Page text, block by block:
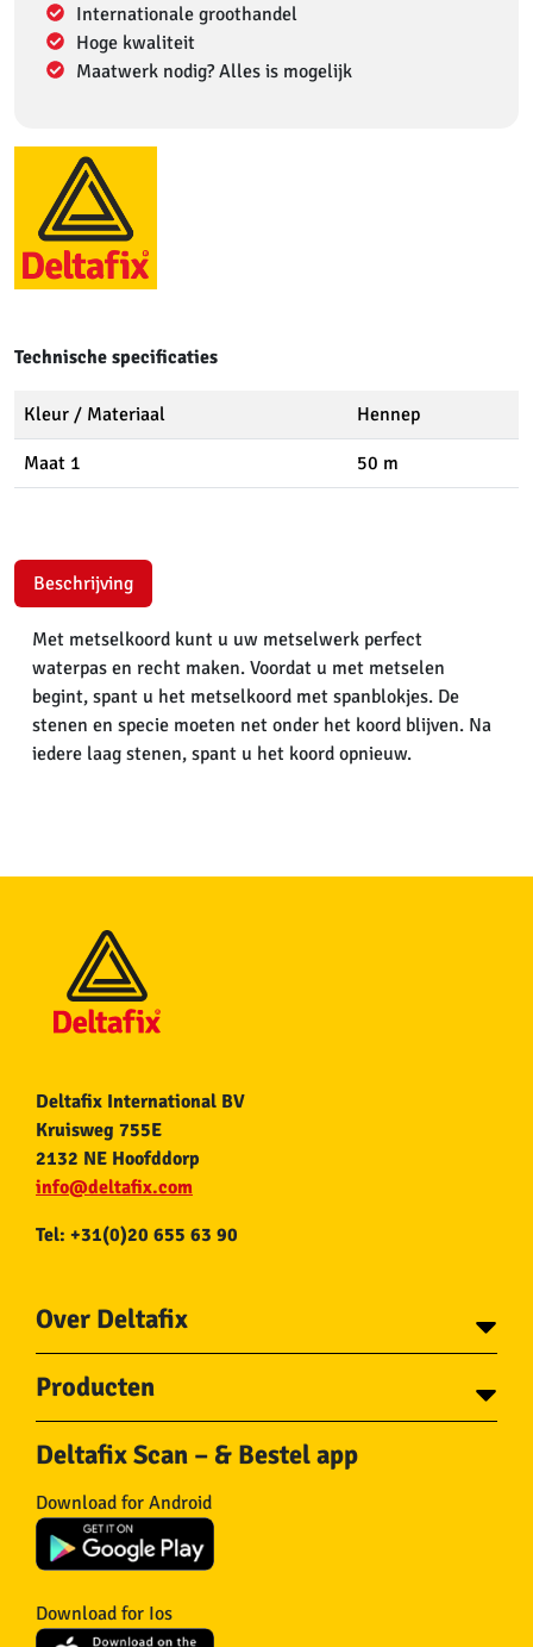
Internationale groothandel
Hoge kwaliteit
Maatwerk nodig? Alles is mogelijk
Technische specificaties
Kleur / Materiaal Hennep
Maat 1 50 m
Beschrijving
Met metselkoord kunt u uw metselwerk perfect
waterpas en recht maken. Voordat u met metselen
begint, spant u het metselkoord met spanblokjes. De
stenen en specie moeten net onder het koord blijven. Na
iedere laag stenen, spant u het koord opnieuw.
Deltafix International BV
Kruisweg 755E
2132 NE Hoofddorp
info@deltafix.com
Tel: +31(0)20 655 63 90
Over Deltafix
Voor gemeentes
Over Deltafix
Producten
Schroeven
Bouten
Draadnagels
Pluggen
Beslag
Haken
IJzerwaren
Ketting en Toebehoren
Deltafix Scan – & Bestel app
Download for Android
Download for Ios